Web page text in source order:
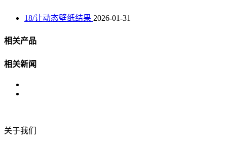
18/让动态壁纸结果 2026-01-31
相关产品
相关新闻
关于我们